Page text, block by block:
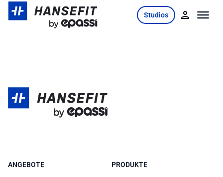
Studios
ANGEBOTE PRODUKTE